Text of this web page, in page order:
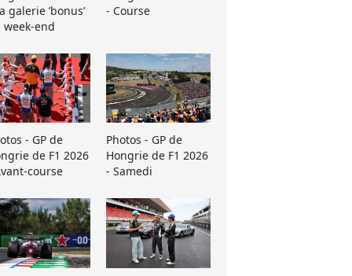
galerie ’bonus’
week-end
- Course
- GP de
de F1 2026
course
Photos - GP de
Hongrie de F1 2026
- Samedi